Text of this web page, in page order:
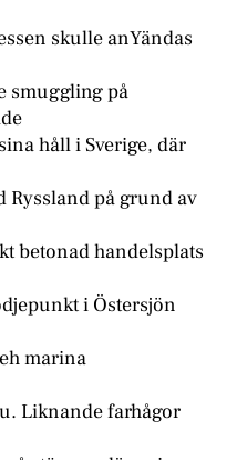
skulle anYändas
smuggling på
håll i Sverige, där
Ryssland på grund av
betonad handelsplats
i Östersjön
marina
Liknande farhågor